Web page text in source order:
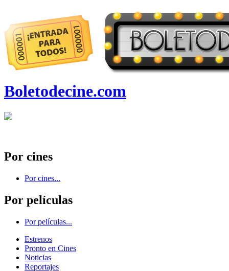
Boletodecine.com
Por cines
Por cines...
Por películas
Por películas...
Estrenos
Pronto en Cines
Noticias
Reportajes